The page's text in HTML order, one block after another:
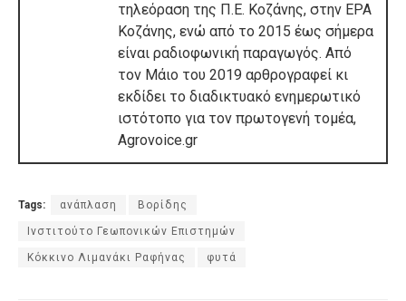
τηλεόραση της Π.Ε. Κοζάνης, στην ΕΡΑ
Κοζάνης, ενώ από το 2015 έως σήμερα
είναι ραδιοφωνική παραγωγός. Από
τον Μάιο του 2019 αρθρογραφεί κι
εκδίδει το διαδικτυακό ενημερωτικό
ιστότοπο για τον πρωτογενή τομέα,
Agrovoice.gr
Tags: ανάπλαση Βορίδης
Ινστιτούτο Γεωπονικών Επιστημών
Κόκκινο Λιμανάκι Ραφήνας φυτά